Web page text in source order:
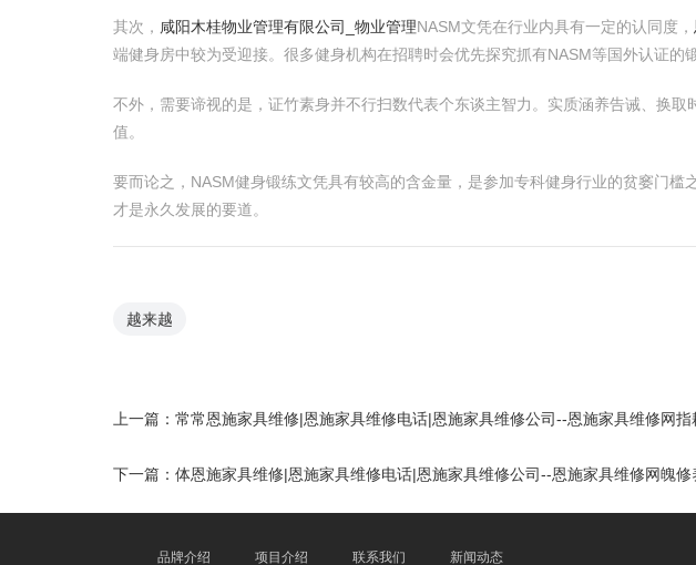
其次， 咸阳木桂物业管理有限公司_物业管理NASM文凭在行业内具有一定的认同度，
端健身房中较为受迎接。很多健身机构在招聘时会优先探究抓有NASM等国外认证的
不外，需要谛视的是，证竹素身并不行扫数代表个东谈主智力。实质涵养告诫、换
值。
要而论之，NASM健身锻练文凭具有较高的含金量，是参加专科健身行业的贫窭门
才是永久发展的要道。
越来越
上一篇： 常常恩施家具维修|恩施家具维修电话|恩施家具维修公司--恩施家具维修网
下一篇： 体恩施家具维修|恩施家具维修电话|恩施家具维修公司--恩施家具维修网魄
品牌介绍 项目介绍 联系我们 新闻动态